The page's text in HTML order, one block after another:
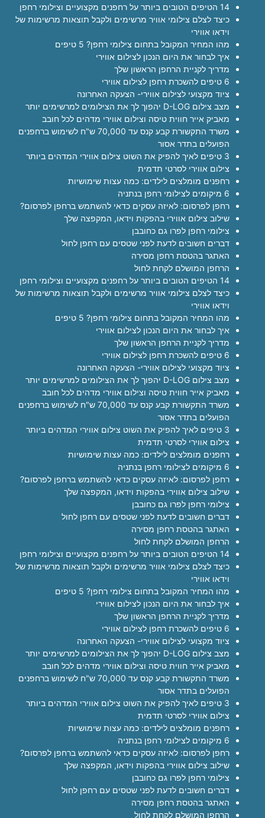
14 הטיפים הטובים ביותר על רחפנים מקצועיים וצילומי רחפן
כיצד לצלם צילומי אוויר מרשימים ולקבל תוצאות מרשימות של
וידאו אווירי
מהו המחיר המקובל בתחום צילומי רחפן? 5 טיפים
איך לבחור את היום הנכון לצילום אווירי
מדריך לקניית הרחפן הראשון שלך
6 טיפים להשכרת רחפן לצילום אווירי
ציוד מקצועי לצילום אווירי- הצעקה האחרונה
מצב צילום D-LOG יהפוך לך את הצילומים למרשימים יותר
מאביק אייר חווית טיסה וצילום אווירי מדהים לכל חובב
משרד התקשורת קבע קנס עד 70,000 ש"ח לשימוש ברחפנים
הפועלים בתדר אסור
3 טיפים לאיך להפיק את השוט צילום אווירי המדהים ביותר
צילום אווירי לסרטי תדמית
רחפנים מומלצים לילדים: כמה עצות שימושיות
6 מיקומים לצילומי רחפן בנתניה
רחפן לפרסום: לאיזה עסקים כדאי להשתמש ברחפן לפרסום?
שילוב צילום אווירי בהפקות וידאו, המקפצה שלך
צילומי רחפן לפרו גם כחובבן
דברים חשובים לדעת לפני שטסים עם רחפן לחול
האתגר בהטסת רחפן מסירה
הרחפן המושלם לקחת לחול
14 הטיפים הטובים ביותר על רחפנים מקצועיים וצילומי רחפן
כיצד לצלם צילומי אוויר מרשימים ולקבל תוצאות מרשימות של
וידאו אווירי
מהו המחיר המקובל בתחום צילומי רחפן? 5 טיפים
איך לבחור את היום הנכון לצילום אווירי
מדריך לקניית הרחפן הראשון שלך
6 טיפים להשכרת רחפן לצילום אווירי
ציוד מקצועי לצילום אווירי- הצעקה האחרונה
מצב צילום D-LOG יהפוך לך את הצילומים למרשימים יותר
מאביק אייר חווית טיסה וצילום אווירי מדהים לכל חובב
משרד התקשורת קבע קנס עד 70,000 ש"ח לשימוש ברחפנים
הפועלים בתדר אסור
3 טיפים לאיך להפיק את השוט צילום אווירי המדהים ביותר
צילום אווירי לסרטי תדמית
רחפנים מומלצים לילדים: כמה עצות שימושיות
6 מיקומים לצילומי רחפן בנתניה
רחפן לפרסום: לאיזה עסקים כדאי להשתמש ברחפן לפרסום?
שילוב צילום אווירי בהפקות וידאו, המקפצה שלך
צילומי רחפן לפרו גם כחובבן
דברים חשובים לדעת לפני שטסים עם רחפן לחול
האתגר בהטסת רחפן מסירה
הרחפן המושלם לקחת לחול
14 הטיפים הטובים ביותר על רחפנים מקצועיים וצילומי רחפן
כיצד לצלם צילומי אוויר מרשימים ולקבל תוצאות מרשימות של
וידאו אווירי
מהו המחיר המקובל בתחום צילומי רחפן? 5 טיפים
איך לבחור את היום הנכון לצילום אווירי
מדריך לקניית הרחפן הראשון שלך
6 טיפים להשכרת רחפן לצילום אווירי
ציוד מקצועי לצילום אווירי- הצעקה האחרונה
מצב צילום D-LOG יהפוך לך את הצילומים למרשימים יותר
מאביק אייר חווית טיסה וצילום אווירי מדהים לכל חובב
משרד התקשורת קבע קנס עד 70,000 ש"ח לשימוש ברחפנים
הפועלים בתדר אסור
3 טיפים לאיך להפיק את השוט צילום אווירי המדהים ביותר
צילום אווירי לסרטי תדמית
רחפנים מומלצים לילדים: כמה עצות שימושיות
6 מיקומים לצילומי רחפן בנתניה
רחפן לפרסום: לאיזה עסקים כדאי להשתמש ברחפן לפרסום?
שילוב צילום אווירי בהפקות וידאו, המקפצה שלך
צילומי רחפן לפרו גם כחובבן
דברים חשובים לדעת לפני שטסים עם רחפן לחול
האתגר בהטסת רחפן מסירה
הרחפן המושלם לקחת לחול